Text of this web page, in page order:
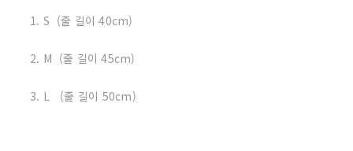
1. S (줄 길이 40cm)
2. M (줄 길이 45cm)
3. L (줄 길이 50cm)